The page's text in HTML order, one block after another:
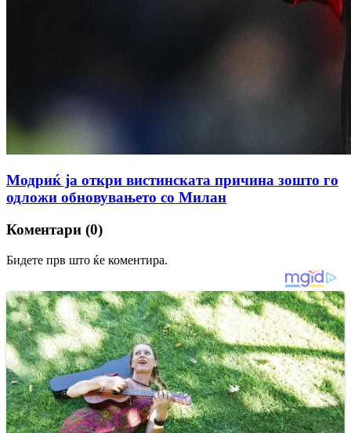
Модриќ ја откри вистинската причина зошто го
одложи обновувањето со Милан
Коментари (0)
Бидете прв што ќе коментира.